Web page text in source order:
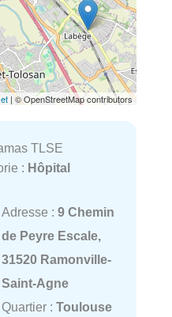
| © OpenStreetMap contributors
TLSE
: Hôpital
Adresse : 9 Chemin
de Peyre Escale,
31520 Ramonville-
Saint-Agne
Quartier : Toulouse